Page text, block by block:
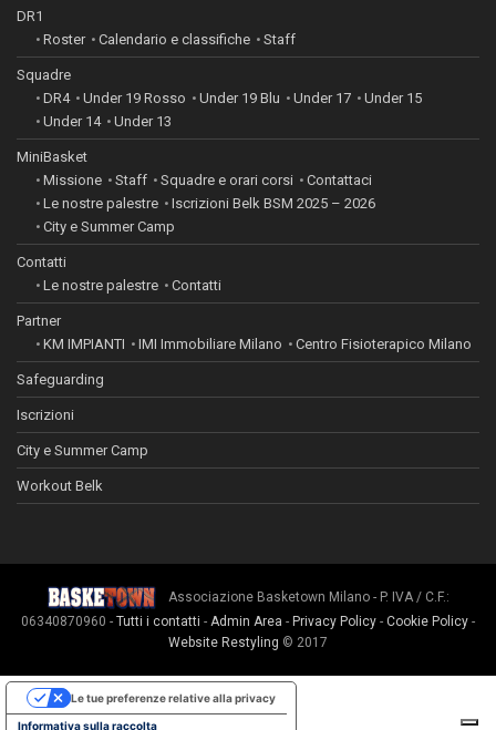
DR1
Roster
Calendario e classifiche Staff
Squadre
DR4
Under 19 Rosso Under 19 Blu Under 17
Under 15
Under 14
Under 13
MiniBasket
Missione
Staff Squadre e orari corsi
Contattaci
Le nostre palestre
Iscrizioni Belk BSM 2025 – 2026
City e Summer Camp
Contatti
Le nostre palestre
Contatti
Partner
KM IMPIANTI
IMI Immobiliare Milano Centro Fisioterapico Milano
Safeguarding
Iscrizioni
City e Summer Camp
Workout Belk
Associazione Basketown Milano - P. IVA / C.F.:
06340870960 - Tutti i contatti - Admin Area - Privacy Policy - Cookie Policy -
Website Restyling © 2017
Informativa sulla raccolta
Le tue preferenze relative alla privacy